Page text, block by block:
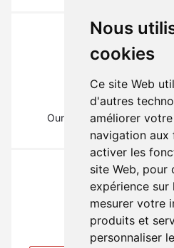
Nous
cookies
Ce site Web
d'autres
améliorer
navigation aux
activer les
site Web, pour
expérience sur
mesurer votre
produits et
personnaliser
The part you
Our mechanics will inform
(Type
You don't find